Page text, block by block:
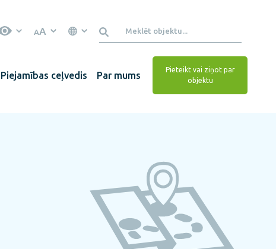
AA
Piejamības ceļvedis Par mums
Pieteikt vai ziņot par
objektu